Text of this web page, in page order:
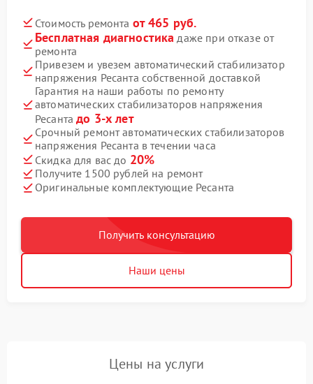
Стоимость ремонта от 465 руб.
Бесплатная диагностика даже при отказе от
ремонта
Привезем и увезем автоматический стабилизатор
напряжения Ресанта собственной доставкой
Гарантия на наши работы по ремонту
автоматических стабилизаторов напряжения
Ресантадо 3-х лет
Срочный ремонт автоматических стабилизаторов
напряжения Ресанта в течении часа
Скидка для вас до 20%
Получите 1500 рублей на ремонт
Оригинальные комплектующие Ресанта
Получить консультацию
Наши цены
Цены на услуги